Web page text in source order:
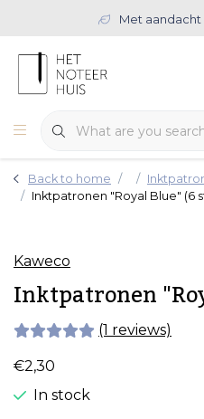
Met
Back to home
Inktpatronen "Royal Blue" (6
Kaweco
Inktpatronen
(1 reviews)
€2,30
In stock